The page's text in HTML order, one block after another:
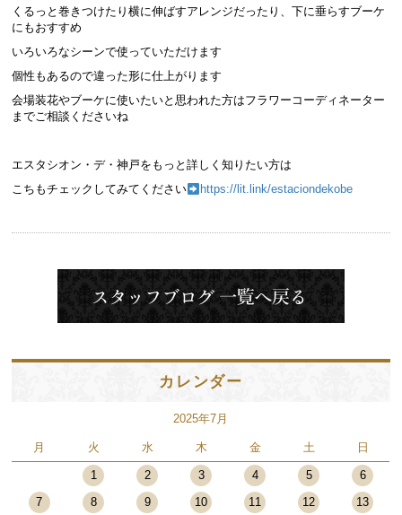
くるっと巻きつけたり横に伸ばすアレンジだったり、下に垂らすブーケ
にもおすすめ
いろいろなシーンで使っていただけます
個性もあるので違った形に仕上がります
会場装花やブーケに使いたいと思われた方はフラワーコーディネーター
までご相談くださいね
エスタシオン・デ・神戸をもっと詳しく知りたい方は
こちもチェックしてみてください
https://lit.link/estaciondekobe
カレンダー
2025年7月
月 火 水 木 金 土 日
1 2 3 4 5
6
7
8 9 10 11 12
13